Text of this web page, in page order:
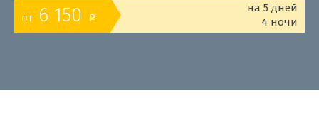
от 6 150 o
на 5 дней
4 ночи